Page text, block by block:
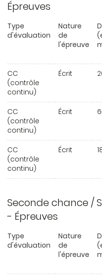
Épreuves
Type
d'évaluation
Nature
de
l'épreuve
CC
(contrôle
continu)
Écrit
CC
(contrôle
continu)
Écrit
CC
(contrôle
continu)
Écrit
Seconde chance /
- Épreuves
Type
d'évaluation
Nature
de
l'épreuve